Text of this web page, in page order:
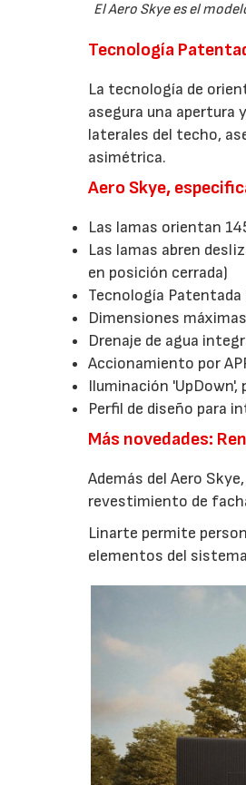
El Aero Skye es el
Tecnología
La tecnología de
asegura una apertura
laterales del techo,
asimétrica.
Aero Skye,
Las lamas orientan
Las lamas abren
en posición cerrada)
Tecnología Patentada
Dimensiones
Drenaje de agua
Accionamiento por
Iluminación
Perfil de diseño para
Más novedades:
Además del Aero
revestimiento de
Linarte permite
elementos del